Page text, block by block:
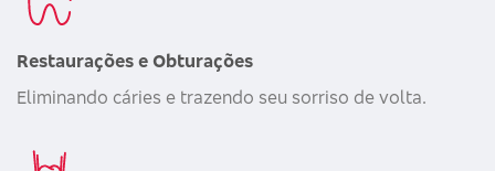
Restaurações e Obturações
Eliminando cáries e trazendo seu sorriso de volta.